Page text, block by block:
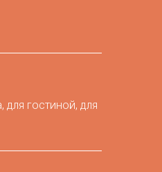
для гостиной, для